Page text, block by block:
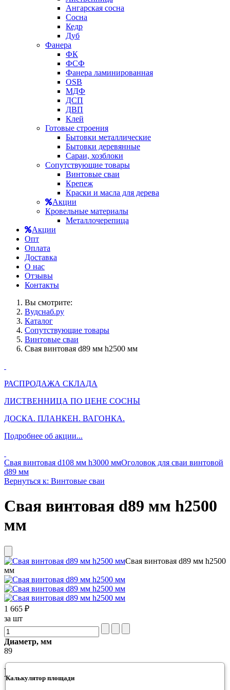
Ангарская сосна
Сосна
Кедр
Дуб
Фанера
ФК
ФСФ
Фанера ламинированная
OSB
МДФ
ДСП
ДВП
Клей
Готовые строения
Бытовки металлические
Бытовки деревянные
Сараи, хозблоки
Сопутствующие товары
Винтовые сваи
Крепеж
Краски и масла для дерева
Акции
Кровельные материалы
Металлочерепица
Акции
Опт
Оплата
Доставка
О нас
Отзывы
Контакты
Вы смотрите:
Вудснаб.ру
Каталог
Сопутствующие товары
Винтовые сваи
Свая винтовая d89 мм h2500 мм
РАСПРОДАЖА СКЛАДА
ЛИСТВЕННИЦА ПО ЦЕНЕ СОСНЫ
ДОСКА. ПЛАНКЕН. ВАГОНКА.
Подробнее об акции...
Свая винтовая d108 мм h3000 ммОголовок для сваи винтовой
d89 мм
Вернуться к: Винтовые сваи
Свая винтовая d89 мм h2500
мм
Свая винтовая d89 мм h2500
мм
1 665 ₽
за шт
Диаметр, мм
89
Подробнее о товаре
Калькулятор площади